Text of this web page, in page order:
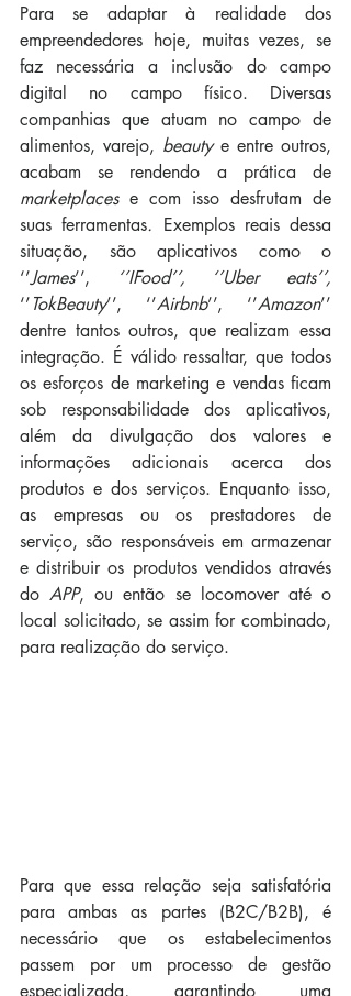
Para se adaptar à realidade dos
empreendedores hoje, muitas vezes, se
faz necessária a inclusão do campo
digital no campo físico. Diversas
companhias que atuam no campo de
alimentos, varejo, beauty e entre outros,
marketplaces e com isso desfrutam de
suas ferramentas. Exemplos reais dessa
situação, são aplicativos como o
‘’James’’,
‘’IFood’’, ‘’Uber eats’’,
‘’TokBeauty’’, ‘’Airbnb’’, ‘’Amazon’’
dentre tantos outros, que realizam essa
integração. É válido ressaltar, que todos
os esforços de marketing e vendas ficam
sob responsabilidade dos aplicativos,
além da divulgação dos valores e
informações adicionais acerca dos
produtos e dos serviços. Enquanto isso,
as empresas ou os prestadores de
serviço, são responsáveis em armazenar
e distribuir os produtos vendidos através
do APP, ou então se locomover até o
local solicitado, se assim for combinado,
para realização do serviço.
Para que essa relação seja satisfatória
para ambas as partes (B2C/B2B), é
necessário que os estabelecimentos
passem por um processo de gestão
especializada, garantindo uma